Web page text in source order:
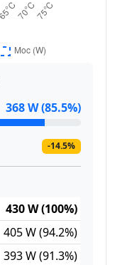
368 W (85.5%)
-14.5%
430 W (100%)
405 W (94.2%)
393 W (91.3%)